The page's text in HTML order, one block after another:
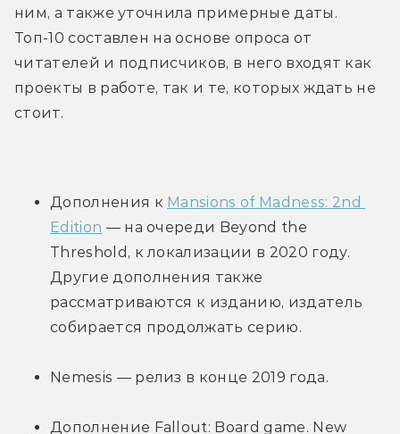
ним, а также уточнила примерные даты.
Топ-10 составлен на основе опроса от
читателей и подписчиков, в него входят как
проекты в работе, так и те, которых ждать не
стоит.
Дополнения к Mansions of Madness: 2nd
Edition — на очереди Beyond the
Threshold, к локализации в 2020 году.
Другие дополнения также
рассматриваются к изданию, издатель
собирается продолжать серию.
Nemesis — релиз в конце 2019 года.
Дополнение Fallout: Board game. New